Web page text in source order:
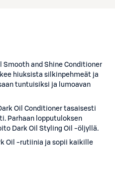
Smooth and Shine Conditioner
hiuksista silkinpehmeät ja
tuntuisiksi ja lumoavan
Oil Conditioner tasaisesti
Parhaan lopputuloksen
Dark Oil Styling Oil -öljyllä.
Oil -rutiinia ja sopii kaikille